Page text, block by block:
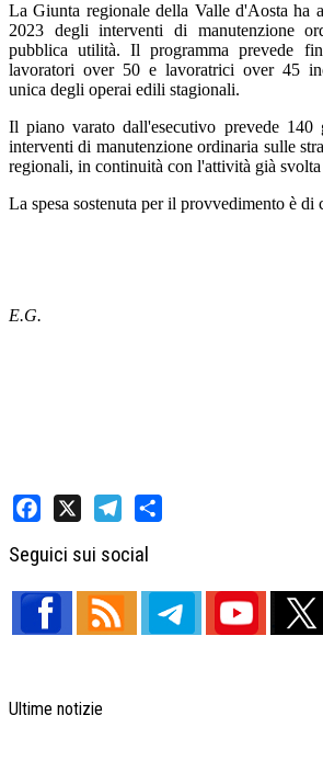
La Giunta regionale della Valle d'Aosta ha
2023 degli interventi di manutenzione
pubblica utilità. Il programma prevede
lavoratori over 50 e lavoratrici over 45
unica degli operai edili stagionali.
Il piano varato dall'esecutivo prevede 140
interventi di manutenzione ordinaria sulle
regionali, in continuità con l'attività già
La spesa sostenuta per il provvedimento è di
E.G.
Seguici sui social
Ultime notizie